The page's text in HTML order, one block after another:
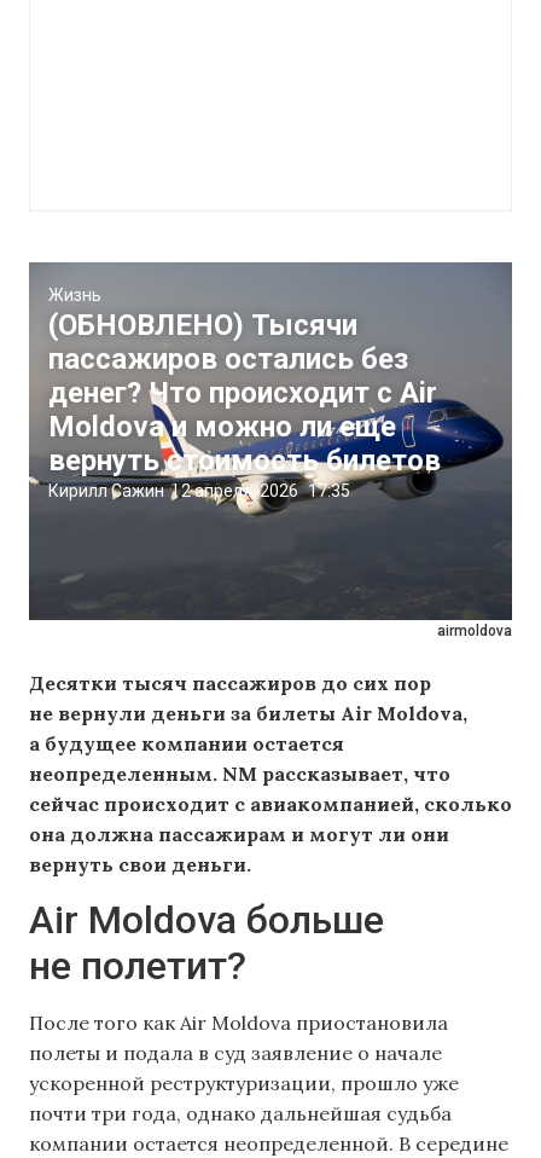
airmoldova
Жизнь
(ОБНОВЛЕНО) Тысячи
пассажиров остались без
денег? Что происходит с Air
Moldova и можно ли еще
вернуть стоимость билетов
Кирилл Сажин |2 апреля, 2026 17:35
Десятки тысяч пассажиров до сих пор
не вернули деньги за билеты Air Moldova,
а будущее компании остается
неопределенным. NM рассказывает, что
сейчас происходит с авиакомпанией, сколько
она должна пассажирам и могут ли они
вернуть свои деньги.
Air Moldova больше
не полетит?
После того как Air Moldova приостановила
полеты и подала в суд заявление о начале
ускоренной реструктуризации, прошло уже
почти три года, однако дальнейшая судьба
компании остается неопределенной. В середине